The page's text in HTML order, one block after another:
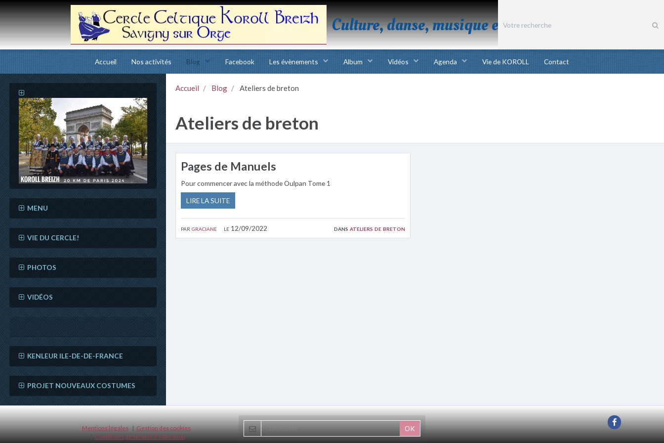
Culture, danse, musique et chant bretons
Accueil Nos activités Blog Facebook Les évènements Album Vidéos Agenda Vie de KOROLL Contact
Accueil Blog Ateliers de breton
Ateliers de breton
Pages de Manuels
pargraciane le 12/09/2022 dans ateliers de breton
Pour commencer avec la méthode Oulpan Tome 1
LIRE LA SUITE
MENU
VIE DU CERCLE!
PHOTOS
VIDÉOS
KENLEUR ILE-DE-DE-FRANCE
PROJET NOUVEAUX COSTUMES
Mentions légales
Gestion des cookies
Conditions générales d'utilisation